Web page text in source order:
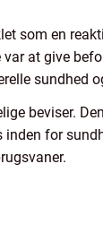
som en
at give
sundhed
beviser.
for